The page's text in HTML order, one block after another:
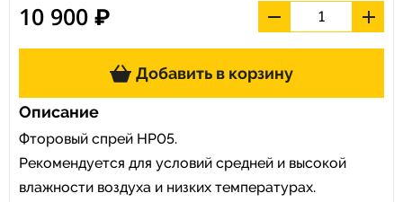
10 900 ₽
Добавить в корзину
Описание
Фторовый спрей HP05.
Рекомендуется для условий средней и высокой
влажности воздуха и низких температурах.